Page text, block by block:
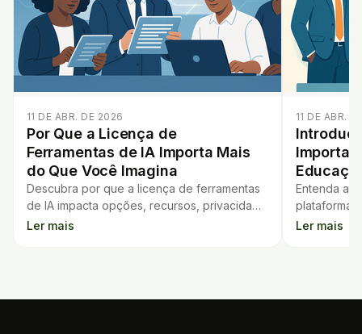
11 DE ABR. DE 2026
Por Que a Licença de
Ferramentas de IA Importa Mais
do Que Você Imagina
Descubra por que a licença de ferramentas
de IA impacta opções, recursos, privacidade
e conformidade nas escolas. Evite surpresas
Ler mais
11 DE ABR.
Entenda a
saiba como
Ler mais